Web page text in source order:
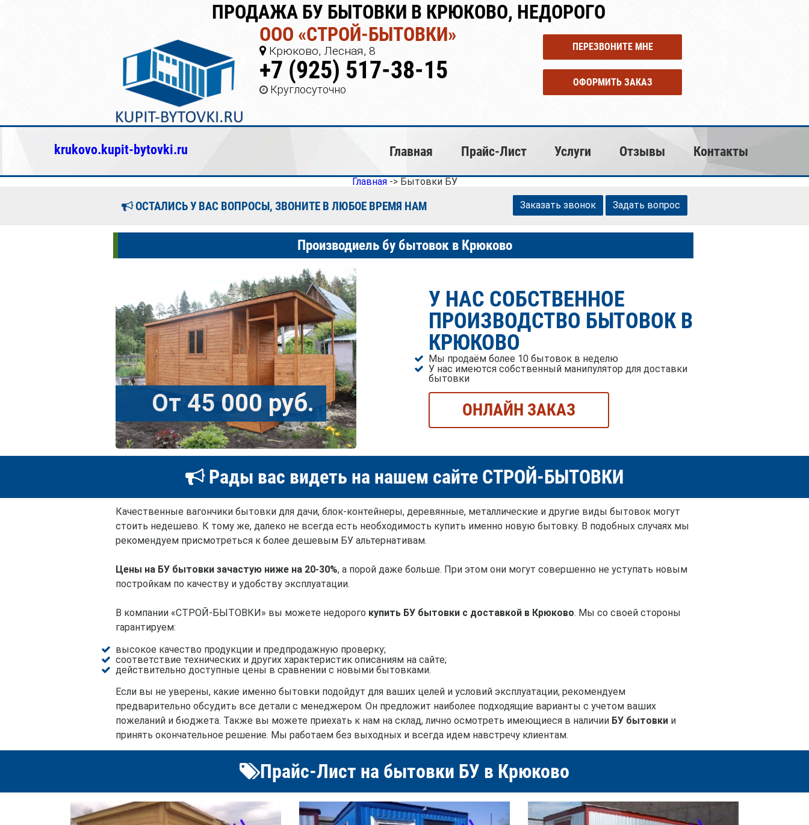
ПРОДАЖА БУ БЫТОВКИ В КРЮКОВО, НЕДОРОГО
ООО «СТРОЙ-БЫТОВКИ»
Крюково, Лесная, 8
+7 (925) 517-38-15
Круглосуточно
ПЕРЕЗВОНИТЕ МНЕ
ОФОРМИТЬ ЗАКАЗ
krukovo.kupit-bytovki.ru Главная Прайс-Лист Услуги Отзывы Контакты
Главная-> Бытовки БУ
ОСТАЛИСЬ У ВАС ВОПРОСЫ, ЗВОНИТЕ В ЛЮБОЕ ВРЕМЯ НАМ Заказать звонок Задать вопрос
Производиель бу бытовок в Крюково
От 45 000 руб.
У НАС СОБСТВЕННОЕ
ПРОИЗВОДСТВО БЫТОВОК В
КРЮКОВО
Мы продаём более 10 бытовок в неделю
У нас имеются собственный манипулятор для доставки
бытовки
ОНЛАЙН ЗАКАЗ
Рады вас видеть на нашем сайте СТРОЙ-БЫТОВКИ
Качественные вагончики бытовки для дачи, блок-контейнеры, деревянные, металлические и другие виды бытовок могут
стоить недешево. К тому же, далеко не всегда есть необходимость купить именно новую бытовку. В подобных случаях мы
рекомендуем присмотреться к более дешевым БУ альтернативам.
Цены на БУ бытовки зачастую ниже на 20-30%, а порой даже больше. При этом они могут совершенно не уступать новым
постройкам по качеству и удобству эксплуатации.
В компании «СТРОЙ-БЫТОВКИ» вы можете недорого купить БУ бытовки с доставкой в Крюково. Мы со своей стороны
гарантируем:
высокое качество продукции и предпродажную проверку;
соответствие технических и других характеристик описаниям на сайте;
действительно доступные цены в сравнении с новыми бытовками.
Если вы не уверены, какие именно бытовки подойдут для ваших целей и условий эксплуатации, рекомендуем
предварительно обсудить все детали с менеджером. Он предложит наиболее подходящие варианты с учетом ваших
пожеланий и бюджета. Также вы можете приехать к нам на склад, лично осмотреть имеющиеся в наличии БУ бытовки и
принять окончательное решение. Мы работаем без выходных и всегда идем навстречу клиентам.
Прайс-Лист на бытовки БУ в Крюково